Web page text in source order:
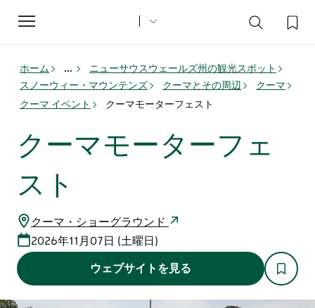
Toggle
navigation
ホーム ...
ニューサウスウェールズ州の観光スポット
スノーウィー・マウンテンズ
クーマとその周辺
クーマ
クーマ イベント
クーマモーターフェスト
クーマモーターフェ
スト
クーマ・ショーグラウンド
2026年11月07日 (土曜日)
ウェブサイトを見る